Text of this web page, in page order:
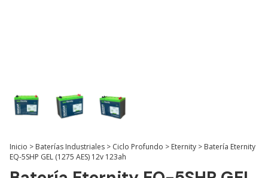
Inicio > Baterías Industriales > Ciclo Profundo > Eternity > Batería Eternity
EQ-5SHP GEL (1275 AES) 12v 123ah